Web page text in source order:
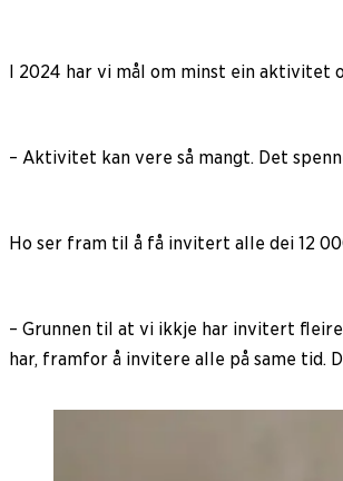
I 2024 har vi mål om minst ein aktivitet
– Aktivitet kan vere så mangt. Det
Ho ser fram til å få invitert alle dei 12
– Grunnen til at vi ikkje har invitert
har, framfor å invitere alle på same